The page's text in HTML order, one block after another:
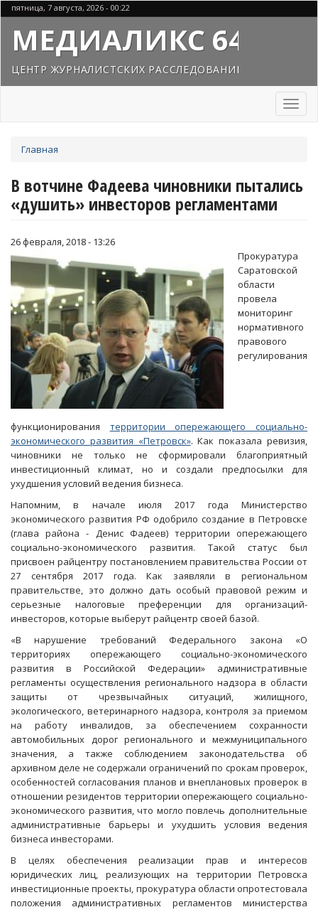
Перейти
к
основному
содержанию
пятница, 7 августа, 2026 - 00:22
МЕДИАЛИКС 64
ЦЕНТР ЖУРНАЛИСТСКИХ РАССЛЕДОВАНИЙ
Toggle
здесь
Главная
В вотчине Фадеева чиновники пытались
«душить» инвесторов регламентами
26 февраля, 2018 - 13:26
Прокуратура
Саратовской
области
провела
мониторинг
нормативного
правового
регулирования
функционирования территории опережающего социально-
экономического развития «Петровск». Как показала ревизия,
чиновники не только не сформировали благоприятный
инвестиционный климат, но и создали предпосылки для
ухудшения условий ведения бизнеса.
Напомним, в начале июля 2017 года Министерство
экономического развития РФ одобрило создание в Петровске
(глава района - Денис Фадеев) территории опережающего
социально-экономического развития. Такой статус был
присвоен райцентру постановлением правительства России от
27 сентября 2017 года. Как заявляли в региональном
правительстве, это должно дать особый правовой режим и
серьезные налоговые преференции для организаций-
инвесторов, которые выберут райцентр своей базой.
«В нарушение требований Федерального закона «О
территориях опережающего социально-экономического
развития в Российской Федерации» административные
регламенты осуществления регионального надзора в области
защиты от чрезвычайных ситуаций, жилищного,
экологического, ветеринарного надзора, контроля за приемом
на работу инвалидов, за обеспечением сохранности
автомобильных дорог регионального и межмуниципального
значения, а также соблюдением законодательства об
архивном деле не содержали ограничений по срокам проверок,
особенностей согласования планов и внеплановых проверок в
отношении резидентов территории опережающего социально-
экономического развития, что могло повлечь дополнительные
административные барьеры и ухудшить условия ведения
бизнеса инвесторами.
В целях обеспечения реализации прав и интересов
юридических лиц, реализующих на территории Петровска
инвестиционные проекты, прокуратура области опротестовала
положения административных регламентов министерства